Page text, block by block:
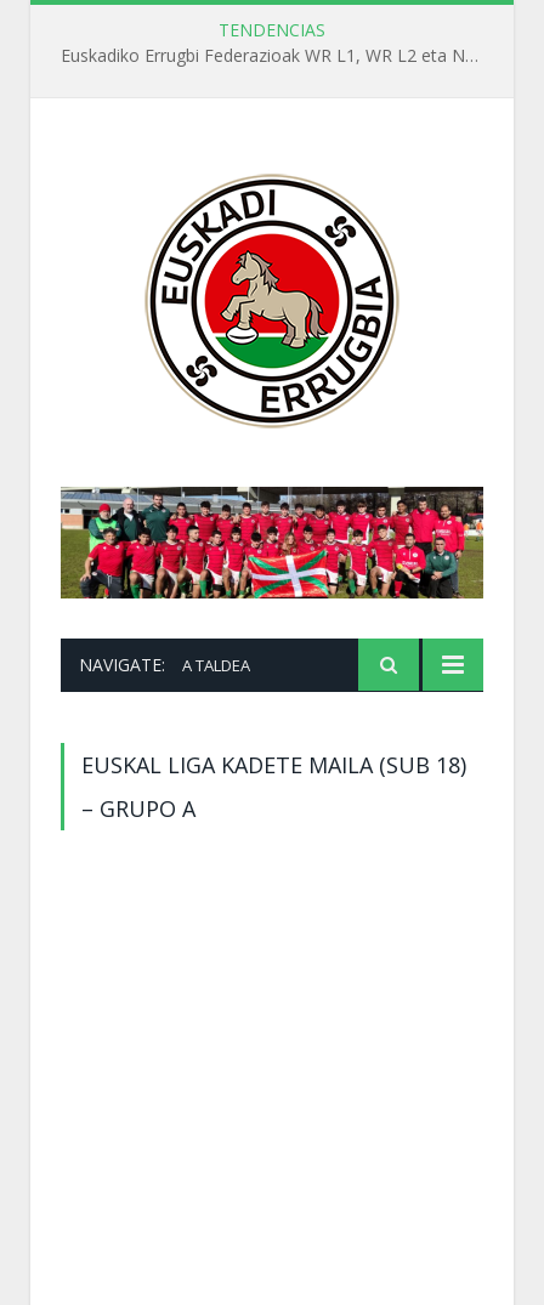
TENDENCIAS
Euskadiko Errugbi Federazioak WR L1, WR L2 eta N1 ikastaroak antolatuko ditu irailean Getxon
NAVIGATE: A TALDEA
EUSKAL LIGA KADETE MAILA (SUB 18)
– GRUPO A